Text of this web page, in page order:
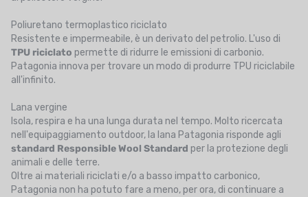
Poliuretano termoplastico riciclato
Resistente e impermeabile, è un derivato del petrolio. L'uso di
TPU riciclato permette di ridurre le emissioni di carbonio.
Patagonia innova per trovare un modo di produrre TPU riciclabile
all'infinito.
Lana vergine
Isola, respira e ha una lunga durata nel tempo. Molto ricercata
nell'equipaggiamento outdoor, la lana Patagonia risponde agli
standard Responsible Wool Standard per la protezione degli
animali e delle terre.
Oltre ai materiali riciclati e/o a basso impatto carbonico,
Patagonia non ha potuto fare a meno, per ora, di continuare a